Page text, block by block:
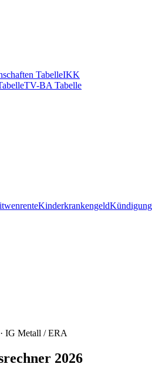
TabelleIKK
TV-BA Tabelle
Kinderkrankengeld
IG Metall / ERA
2026